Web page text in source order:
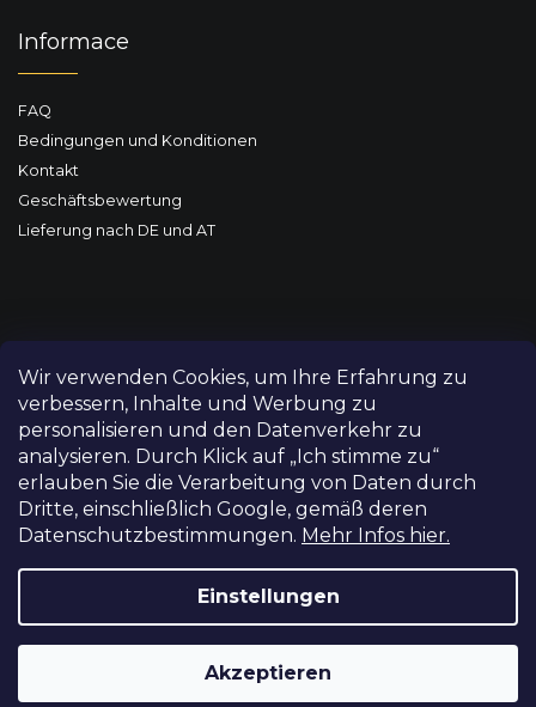
Wir verwenden Cookies, um Ihre Erfahrung zu
verbessern, Inhalte und Werbung zu
personalisieren und den Datenverkehr zu
analysieren. Durch Klick auf „Ich stimme zu“
erlauben Sie die Verarbeitung von Daten durch
Dritte, einschließlich Google, gemäß deren
Datenschutzbestimmungen. Mehr Infos hier.
Einstellungen
Akzeptieren
Informace
FAQ
Bedingungen und Konditionen
Kontakt
Geschäftsbewertung
Lieferung nach DE und AT
Erstellt von Shoptet
Copyright 2026FILM-TECHNIKA. Alle Rechte vorbehalten.
Cookie-Einstellungen ändern